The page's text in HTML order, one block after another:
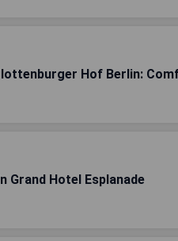
Hof Berlin:
Grand Hotel Esplanade